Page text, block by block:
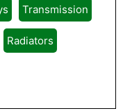
Transmission
Radiators